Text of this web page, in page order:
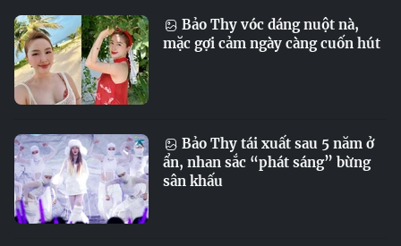
Bảo Thy vóc dáng nuột nà,
mặc gợi cảm ngày càng cuốn hút
Bảo Thy tái xuất sau 5 năm ở
ẩn, nhan sắc “phát sáng” bừng
sân khấu